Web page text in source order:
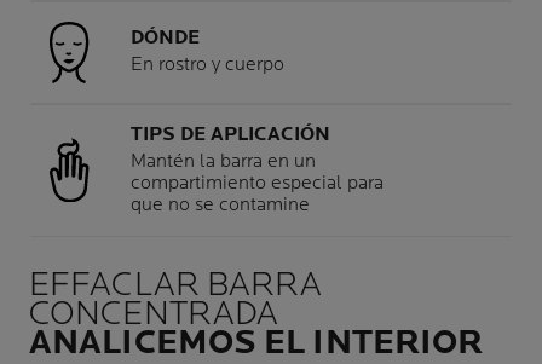
DÓNDE
En rostro y cuerpo
TIPS DE APLICACIÓN
Mantén la barra en un
compartimiento especial para
que no se contamine
EFFACLAR BARRA
CONCENTRADA
ANALICEMOS EL INTERIOR